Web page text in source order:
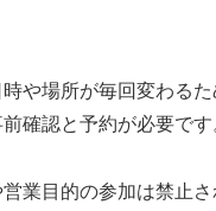
時や場所が毎回変わる
確認と予約が必要です
業目的の参加は禁止さ